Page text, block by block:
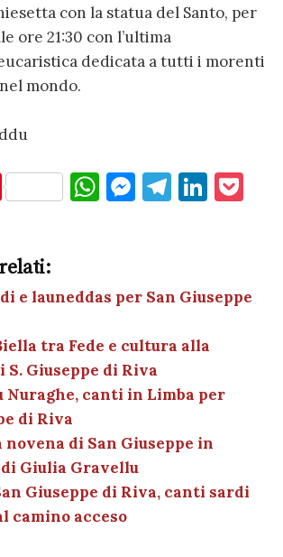
con la statua del Santo, per
ore 21:30 con l’ultima
dedicata a tutti i morenti
mondo.
Pi
es
t
W
A
p
M
g
er
T
a
m
Li
dI et
e launeddas per San Giuseppe
tra Fede e cultura alla
S. Giuseppe di Riva
Nuraghe, canti in Limba per
di Riva
novena di San Giuseppe in
Giulia Gravellu
Giuseppe di Riva, canti sardi
camino acceso